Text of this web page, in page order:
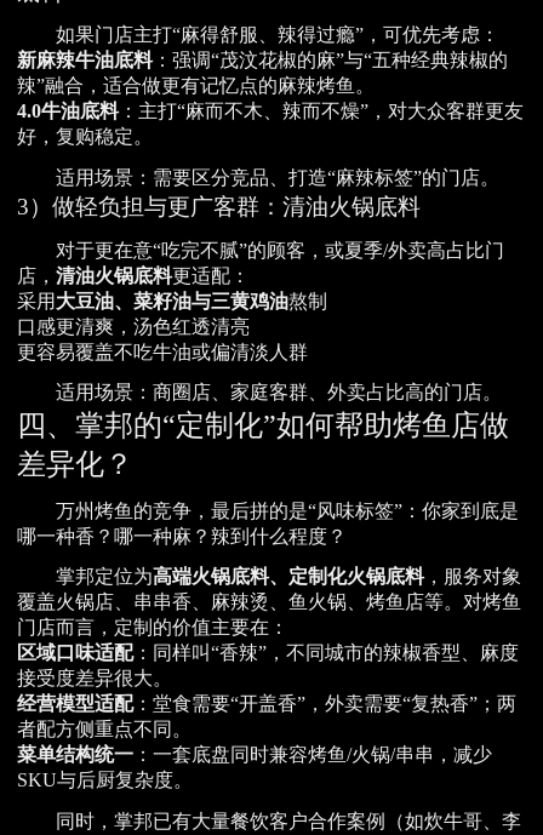
如果门店主打“麻得舒服、辣得过瘾”，可优先考虑：
新麻辣牛油底料：强调“茂汶花椒的麻”与“五种经典辣椒的
辣”融合，适合做更有记忆点的麻辣烤鱼。
4.0牛油底料：主打“麻而不木、辣而不燥”，对大众客群更友
好，复购稳定。
适用场景：需要区分竞品、打造“麻辣标签”的门店。
3）做轻负担与更广客群：清油火锅底料
对于更在意“吃完不腻”的顾客，或夏季/外卖高占比门
店， 清油火锅底料更适配：
采用 大豆油、菜籽油与三黄鸡油熬制
口感更清爽，汤色红透清亮
更容易覆盖不吃牛油或偏清淡人群
适用场景：商圈店、家庭客群、外卖占比高的门店。
四、掌邦的“定制化”如何帮助烤鱼店做
差异化？
万州烤鱼的竞争，最后拼的是“风味标签”：你家到底是
哪一种香？哪一种麻？辣到什么程度？
掌邦定位为高端火锅底料、定制化火锅底料，服务对象
覆盖火锅店、串串香、麻辣烫、鱼火锅、烤鱼店等。对烤鱼
门店而言，定制的价值主要在：
区域口味适配：同样叫“香辣”，不同城市的辣椒香型、麻度
接受度差异很大。
经营模型适配：堂食需要“开盖香”，外卖需要“复热香”；两
者配方侧重点不同。
菜单结构统一 ：一套底盘同时兼容烤鱼/火锅/串串，减少
SKU与后厨复杂度。
同时，掌邦已有大量餐饮客户合作案例（如炊牛哥、李